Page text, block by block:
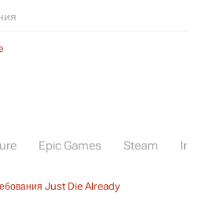
Epic Games Steam
Just Die Already